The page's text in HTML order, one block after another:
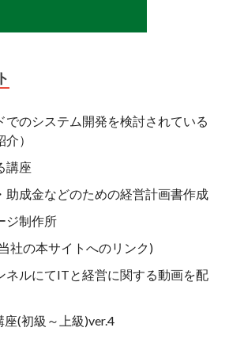
でのシステム開発を検討されている
）
講座
助成金などのための経営計画書作成
ジ制作所
社の本サイトへのリンク)
ネルにてITと経営に関する動画を配
座(初級～上級)ver.4